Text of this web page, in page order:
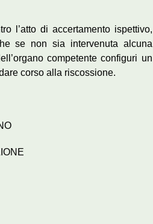
l’atto di accertamento ispettivo,
se non sia intervenuta alcuna
competente configuri un
corso alla riscossione.